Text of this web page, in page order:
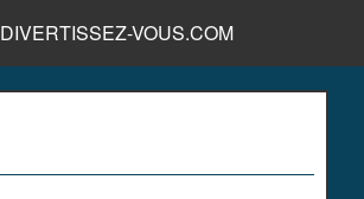
DIVERTISSEZ-VOUS.COM